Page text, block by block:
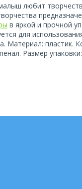
любит
в яркой и прочной
для
Материал: пластик.
Размер